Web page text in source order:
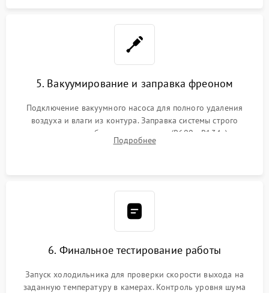
5. Вакуумирование и заправка фреоном
Подключение вакуумного насоса для полного удаления
воздуха и влаги из контура. Заправка системы строго
дозированным объемом хладагента (R600a, R134a) по
электронным весам. Контроль рабочего давления в системе.
Подробнее
6. Финальное тестирование работы
Запуск холодильника для проверки скорости выхода на
заданную температуру в камерах. Контроль уровня шума